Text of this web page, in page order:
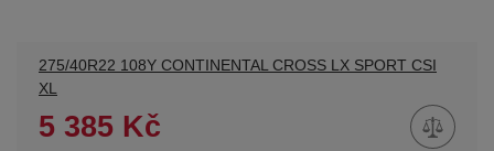
275/40R22 108Y CONTINENTAL CROSS LX SPORT CSI
XL
5 385 Kč